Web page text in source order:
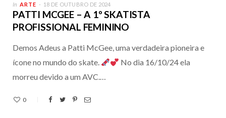
In ARTE 18 DE OUTUBRO DE 2024
PATTI MCGEE – A 1º SKATISTA
PROFISSIONAL FEMININO
Demos Adeus a Patti McGee, uma verdadeira pioneira e
ícone no mundo do skate.
No dia 16/10/24 ela
morreu devido a um AVC.…
0